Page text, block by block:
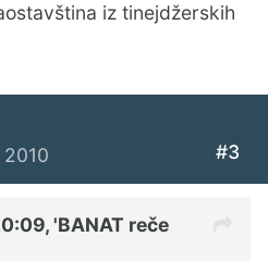
iz tinejdžerskih
#3
'BANAT reče